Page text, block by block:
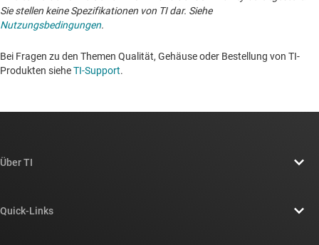
Sie stellen keine Spezifikationen von TI dar. Siehe
Nutzungsbedingungen.
Bei Fragen zu den Themen Qualität, Gehäuse oder Bestellung von TI-
Produkten sieheTI-Support. ​​​​​​​​​​​​​​
Über TI
Quick-Links